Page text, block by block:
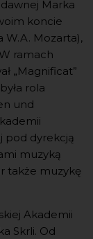
Marka
koncie
W.A. Mozarta),
ramach
„Magnificat”
rola
und
pod dyrekcją
muzyką
także muzykę
Akademii
Skrli. Od